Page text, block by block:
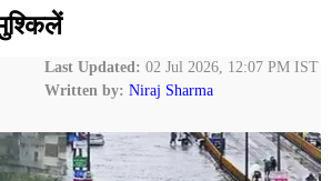
Last Updated: 02 Jul 2026, 12:07 PM IST
Written by: Niraj Sharma